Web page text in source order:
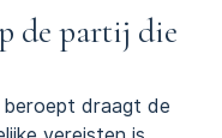
de partij die
beroept draagt de